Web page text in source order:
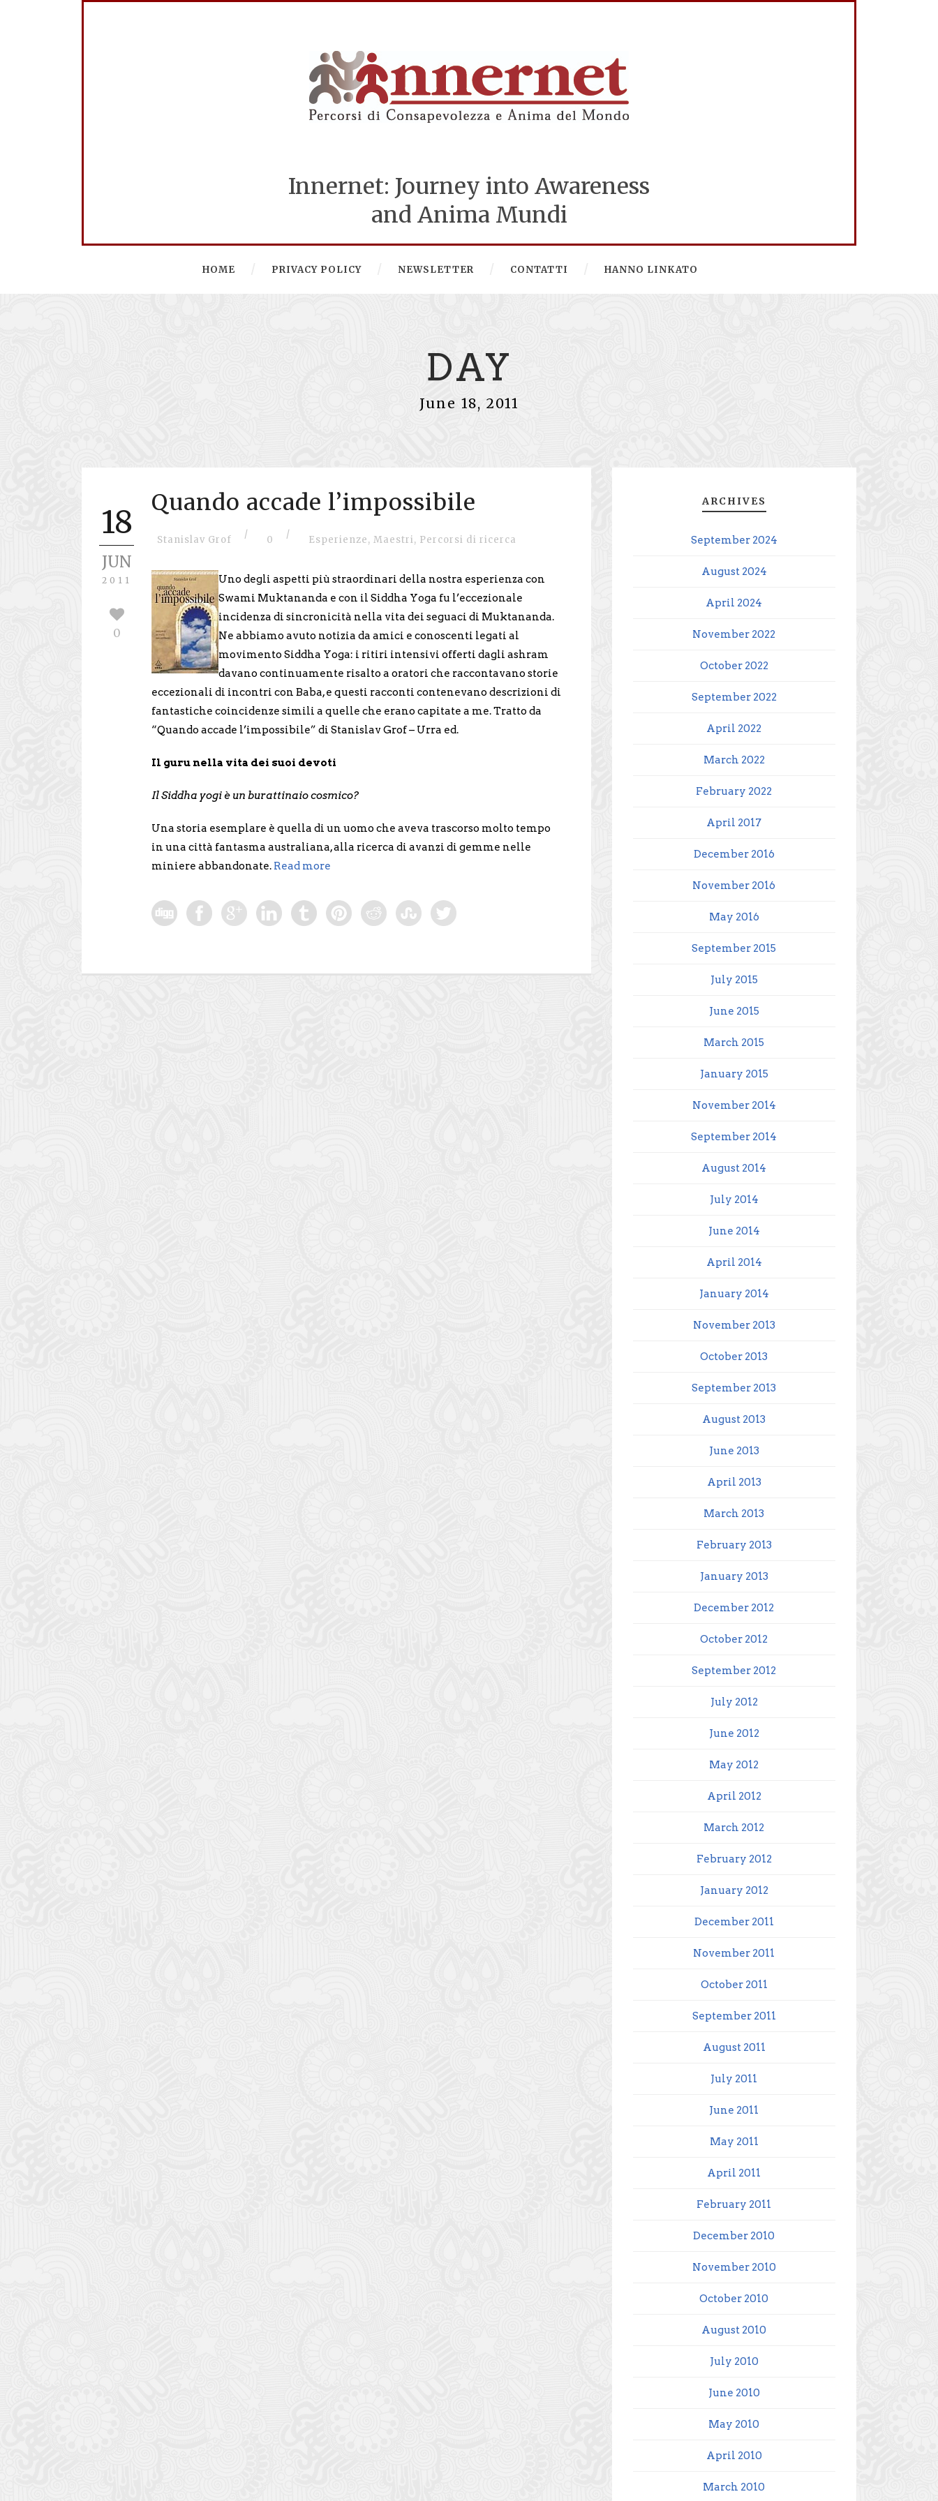
Innernet: Journey into Awareness
and Anima Mundi
HOME PRIVACY POLICY NEWSLETTER CONTATTI HANNO LINKATO
DAY
June 18, 2011
18
JUN
2011
0
Quando accade l’impossibile
Stanislav Grof / 0 / Esperienze, Maestri, Percorsi di ricerca
Uno degli aspetti più straordinari della nostra esperienza con
Swami Muktananda e con il Siddha Yoga fu l’eccezionale
incidenza di sincronicità nella vita dei seguaci di Muktananda.
Ne abbiamo avuto notizia da amici e conoscenti legati al
movimento Siddha Yoga: i ritiri intensivi offerti dagli ashram
davano continuamente risalto a oratori che raccontavano storie
eccezionali di incontri con Baba, e questi racconti contenevano descrizioni di
fantastiche coincidenze simili a quelle che erano capitate a me. Tratto da
“Quando accade l’impossibile” di Stanislav Grof – Urra ed.
Il guru nella vita dei suoi devoti
Il Siddha yogi è un burattinaio cosmico?
Una storia esemplare è quella di un uomo che aveva trascorso molto tempo
in una città fantasma australiana, alla ricerca di avanzi di gemme nelle
miniere abbandonate. Read more
ARCHIVES
September 2024
August 2024
April 2024
November 2022
October 2022
September 2022
April 2022
March 2022
February 2022
April 2017
December 2016
November 2016
May 2016
September 2015
July 2015
June 2015
March 2015
January 2015
November 2014
September 2014
August 2014
July 2014
June 2014
April 2014
January 2014
November 2013
October 2013
September 2013
August 2013
June 2013
April 2013
March 2013
February 2013
January 2013
December 2012
October 2012
September 2012
July 2012
June 2012
May 2012
April 2012
March 2012
February 2012
January 2012
December 2011
November 2011
October 2011
September 2011
August 2011
July 2011
June 2011
May 2011
April 2011
February 2011
December 2010
November 2010
October 2010
August 2010
July 2010
June 2010
May 2010
April 2010
March 2010